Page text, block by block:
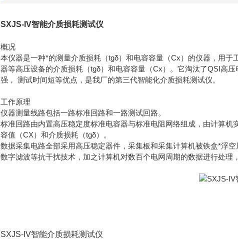
SXJS-IV智能介质损耗测试仪
概况
本仪器是一种*的测量介质损耗（tgδ）和电容容量（Cx）的仪器，用
器等高压设备的介质损耗（tgδ）和电容容量（Cx）。它淘汰了QSI高
强， 测试时间短等优点，是我厂的第三代智能化介质损耗测试仪。
工作原理
仪器测量线路包括一路标准回路和一路测试回路。
标准回路由内置高压稳定度标准电容器与标准电阻网络组成，由计算
容值（CX）和介质损耗（tgδ）。
数据采集电路全部采用高压稳定器件，采集板和采集计算机被铁盒*浮
数字滤波等抗干扰技术，加之计算机对数百个电网周期的数据进行处理
SXJS-IV智能介质损耗测试仪